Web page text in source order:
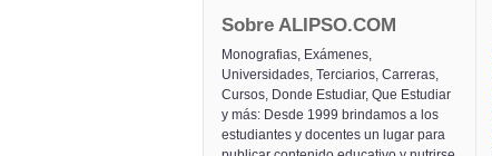
Sobre ALIPSO.COM
Monografias, Exámenes,
Universidades, Terciarios, Carreras,
Cursos, Donde Estudiar, Que Estudiar
y más: Desde 1999 brindamos a los
estudiantes y docentes un lugar para